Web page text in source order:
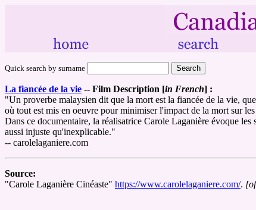
Quick search by surname
La fiancée de la vie -- Film Description [in French] :
"Un proverbe malaysien dit que la mort est la fiancée de la vie,
où tout est mis en oeuvre pour minimiser l'impact de la mort sur
Dans ce documentaire, la réalisatrice Carole Laganière évoque
aussi injuste qu'inexplicable."
-- carolelaganiere.com
Source:
"Carole Laganière Cinéaste" https://www.carolelaganiere.com/.